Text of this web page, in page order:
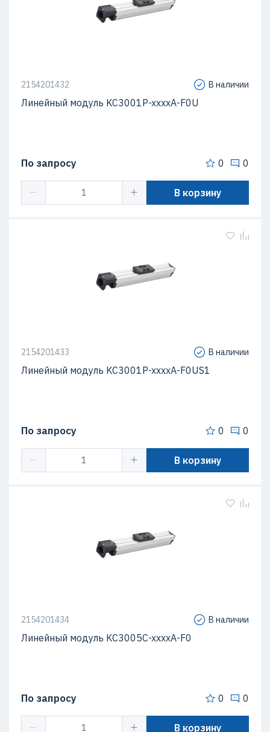
2154201432 В наличии
Линейный модуль KC3001P-xxxxA-F0U
По запросу 0 0
В корзину
2154201433 В наличии
Линейный модуль KC3001P-xxxxA-F0US1
По запросу 0 0
В корзину
2154201434 В наличии
Линейный модуль KC3005C-xxxxA-F0
По запросу 0 0
В корзину